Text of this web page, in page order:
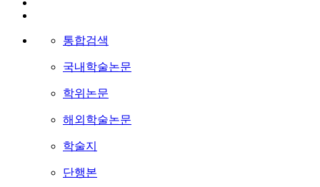
통합검색
국내학술논문
학위논문
해외학술논문
학술지
단행본